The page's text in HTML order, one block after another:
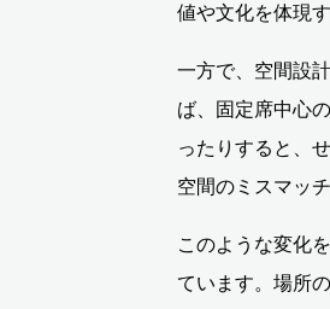
値や文化を体現
一方で、空間設
ば、固定席中心
ったりすると、
空間のミスマッ
このような変化
ています。場所